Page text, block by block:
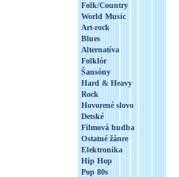
Folk/Country
World Music
Art-rock
Blues
Alternatíva
Folklór
Šansóny
Hard & Heavy
Rock
Hovorené slovo
Detské
Filmová hudba
Ostatné žánre
Elektronika
Hip Hop
Pop 80s